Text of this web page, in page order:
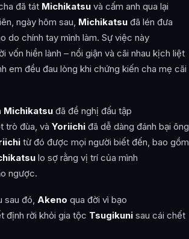
đã tát Michikatsu và cấm anh qua lại
ngày hôm sau, Michikatsu đã lén đưa
do chính tay mình làm. Sự việc này
vốn hiền lành – nổi giận và cãi nhau kịch liệt
em đều đau lòng khi chứng kiến cha mẹ cãi
Michikatsu đã đề nghị đấu tập
trò đùa, và Yoriichi đã dễ dàng đánh bại ông
từ đó được mọi người biết đến, bao gồm
lo sợ rằng vị trí của mình
ngược.
sau đó, Akeno qua đời vì bạo
định rời khỏi gia tộc Tsugikuni sau cái chết